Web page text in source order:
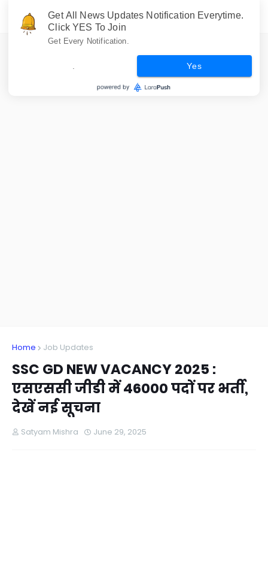
Home Job Updates
SSC GD NEW VACANCY 2025 :
एसएससी जीडी में 46000 पदों पर भर्ती,
देखें नई सूचना
Satyam Mishra June 29, 2025
Get All News Updates Notification Everytime.
Click YES To Join
Get Every Notification.
Yes